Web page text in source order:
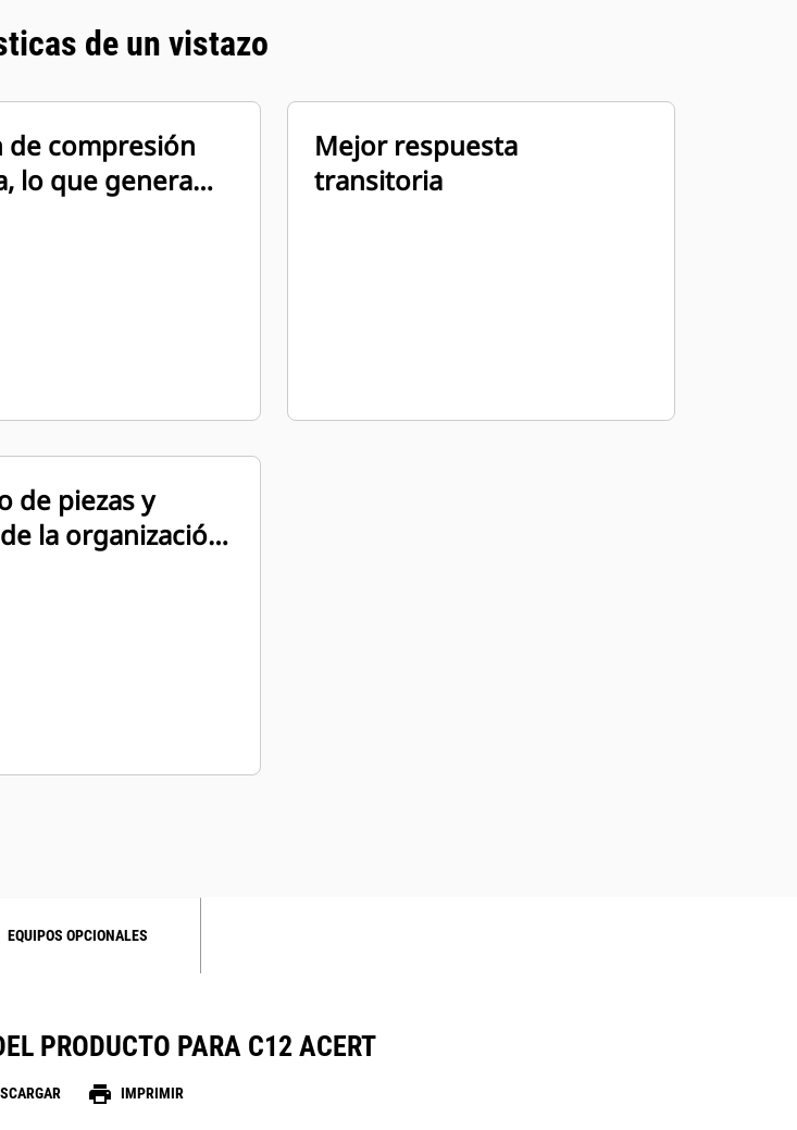
de un vistazo
de compresión
lo que genera
Mejor respuesta
transitoria
de piezas y
la organización
EQUIPOS OPCIONALES
PRODUCTO PARA C12 ACERT
print IMPRIMIR